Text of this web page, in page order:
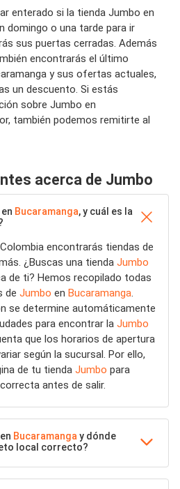
enterado si la tienda Jumbo en
domingo o una tarde para ir
sus puertas cerradas. Además
encontrarás el último
y sus ofertas actuales,
un descuento. Si estás
sobre Jumbo en
también podemos remitirte al
acerca de Jumbo
Bucaramanga, y cuál es la
encontrarás tiendas de
¿Buscas una tienda Jumbo
de ti? Hemos recopilado todas
de Jumbo en Bucaramanga.
se determine automáticamente
para encontrar la Jumbo
que los horarios de apertura
según la sucursal. Por ello,
de tu tienda Jumbo para
antes de salir.
Bucaramanga y dónde
local correcto?